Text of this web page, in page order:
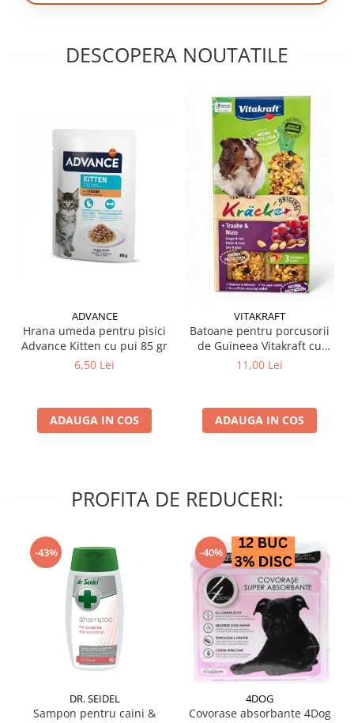
DESCOPERA NOUTATILE
ADVANCE
Hrana umeda pentru pisici
Advance Kitten cu pui 85 gr
6,50 Lei
ADAUGA IN COS
VITAKRAFT
Batoane pentru porcusorii
de Guineea Vitakraft cu
struguri & nuci 2 buc
11,00 Lei
ADAUGA IN COS
PROFITA DE REDUCERI:
-43%
DR. SEIDEL
Sampon pentru caini &
-40%
4DOG
Covorase absorbante 4Dog